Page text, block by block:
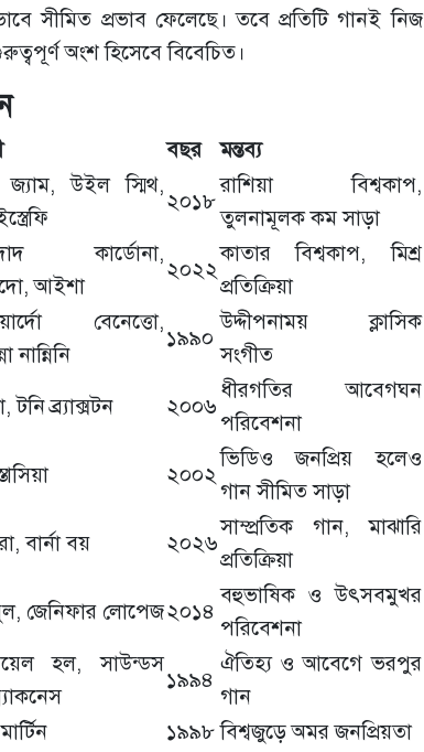
সীমিত প্রভাব ফেলেছে। তবে প্রতিটি গানই নিজ
অংশ হিসেবে বিবেচিত।
বছর মন্তব্য
জ্যাম, উইল স্মিথ,
২০১৮
রাশিয়া বিশ্বকাপ,
তুলনামূলক কম সাড়া
কার্ডোনা,
আইশা
২০২২
কাতার বিশ্বকাপ, মিশ্র
প্রতিক্রিয়া
বেনেত্তো,
নান্নিনি
১৯৯০
উদ্দীপনাময় ক্লাসিক
সংগীত
টনি ব্র্যাক্সটন ২০০৬
ধীরগতির আবেগঘন
পরিবেশনা
২০০২
ভিডিও জনপ্রিয় হলেও
গান সীমিত সাড়া
বার্না বয় ২০২৬
সাম্প্রতিক গান, মাঝারি
প্রতিক্রিয়া
জেনিফার লোপেজ২০১৪
বহুভাষিক ও উৎসবমুখর
পরিবেশনা
হল, সাউন্ডস
১৯৯৪
ঐতিহ্য ও আবেগে ভরপুর
গান
১৯৯৮ বিশ্বজুড়ে অমর জনপ্রিয়তা